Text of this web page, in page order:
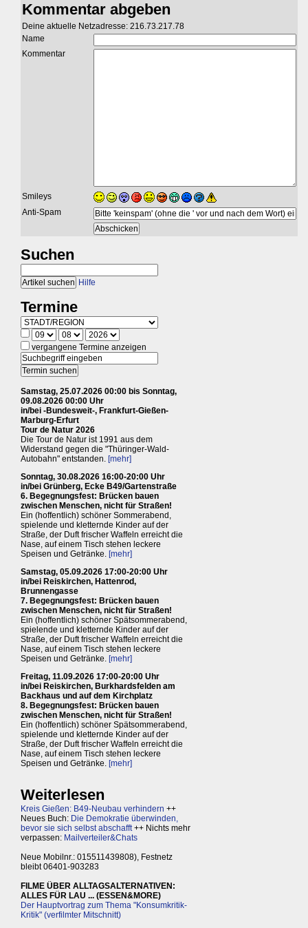
Kommentar abgeben
Deine aktuelle Netzadresse: 216.73.217.78
Name
Kommentar
Smileys
Anti-Spam
Suchen
Hilfe
Termine
vergangene Termine anzeigen
Samstag, 25.07.2026 00:00 bis Sonntag,
09.08.2026 00:00 Uhr
in/bei -Bundesweit-, Frankfurt-Gießen-
Marburg-Erfurt
Tour de Natur 2026
Die Tour de Natur ist 1991 aus dem
Widerstand gegen die "Thüringer-Wald-
Autobahn" entstanden. [mehr]
Sonntag, 30.08.2026 16:00-20:00 Uhr
in/bei Grünberg, Ecke B49/Gartenstraße
6. Begegnungsfest: Brücken bauen
zwischen Menschen, nicht für Straßen!
Ein (hoffentlich) schöner Sommerabend,
spielende und kletternde Kinder auf der
Straße, der Duft frischer Waffeln erreicht die
Nase, auf einem Tisch stehen leckere
Speisen und Getränke. [mehr]
Samstag, 05.09.2026 17:00-20:00 Uhr
in/bei Reiskirchen, Hattenrod,
Brunnengasse
7. Begegnungsfest: Brücken bauen
zwischen Menschen, nicht für Straßen!
Ein (hoffentlich) schöner Spätsommerabend,
spielende und kletternde Kinder auf der
Straße, der Duft frischer Waffeln erreicht die
Nase, auf einem Tisch stehen leckere
Speisen und Getränke. [mehr]
Freitag, 11.09.2026 17:00-20:00 Uhr
in/bei Reiskirchen, Burkhardsfelden am
Backhaus und auf dem Kirchplatz
8. Begegnungsfest: Brücken bauen
zwischen Menschen, nicht für Straßen!
Ein (hoffentlich) schöner Spätsommerabend,
spielende und kletternde Kinder auf der
Straße, der Duft frischer Waffeln erreicht die
Nase, auf einem Tisch stehen leckere
Speisen und Getränke. [mehr]
Weiterlesen
Kreis Gießen: B49-Neubau verhindern ++
Neues Buch: Die Demokratie überwinden,
bevor sie sich selbst abschafft++ Nichts mehr
verpassen: Mailverteiler&Chats
Neue Mobilnr.: 015511439808), Festnetz
bleibt 06401-903283
FILME ÜBER ALLTAGSALTERNATIVEN:
ALLES FÜR LAU ... (ESSEN&MORE)
Der Hauptvortrag zum Thema "Konsumkritik-
Kritik" (verfilmter Mitschnitt)